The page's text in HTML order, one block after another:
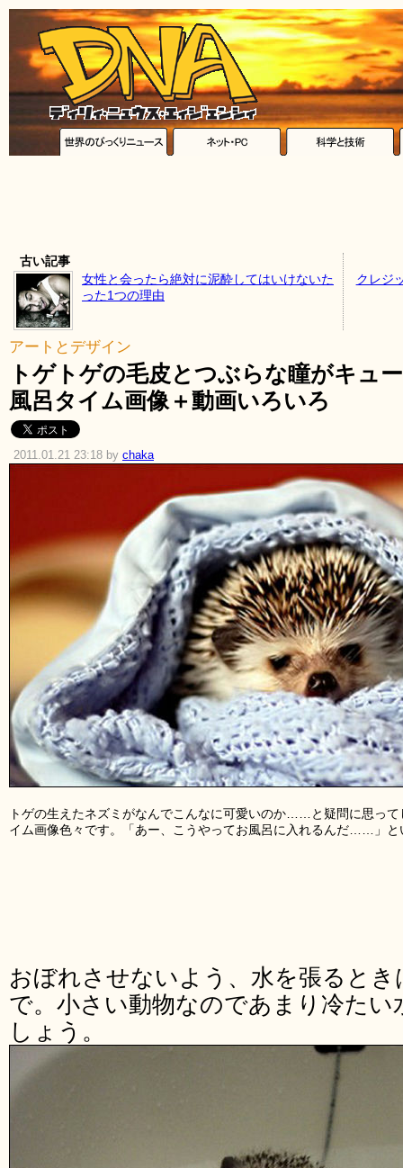
古い記事
女性と会ったら絶対に泥酔してはいけないた
った1つの理由
クレジ
アートとデザイン
トゲトゲの毛皮とつぶらな瞳がキュ
風呂タイム画像＋動画いろいろ
2011.01.21 23:18 by chaka
トゲの生えたネズミがなんでこんなに可愛いのか……と疑問に思っ
イム画像色々です。「あー、こうやってお風呂に入れるんだ……」
おぼれさせないよう、水を張ると
で。小さい動物なのであまり冷た
しょう。